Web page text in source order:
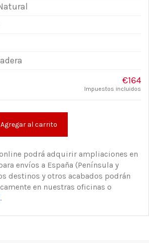
€164
Impuestos incluidos
Agregar al carrito
podrá adquirir ampliaciones en
envíos a España (Península y
destinos y otros acabados podrán
en nuestras oficinas o
.